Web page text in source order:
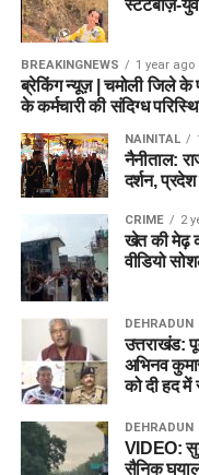
स्टंटबाज़-
BREAKINGNEWS 1 year ago
ब्रेकिंग न्यूज़ | चमोली जिले के
के कर्मचारी की संदिग्ध
NAINITAL
नैनीताल:
दर्शन,
CRIME 2
खेत की मेढ़
वीडियो
DEHRADUN
उत्तराखंड:
अभिनव
को दी हद
DEHRADUN
VIDEO:
सैनिक